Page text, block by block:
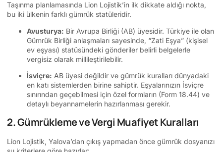
Taşınma planlamasında Lion Lojistik’in ilk dikkate aldığı nokta,
bu iki ülkenin farklı gümrük statüleridir.
Avusturya: Bir Avrupa Birliği (AB) üyesidir. Türkiye ile olan
Gümrük Birliği anlaşmaları sayesinde, “Zati Eşya” (kişisel
ev eşyası) statüsündeki gönderiler belirli belgelerle
vergisiz olarak millileştirilebilir.
İsviçre: AB üyesi değildir ve gümrük kuralları dünyadaki
en katı sistemlerden birine sahiptir. Eşyalarınızın İsviçre
sınırından geçebilmesi için özel formların (Form 18.44) ve
detaylı beyannamelerin hazırlanması gerekir.
2. Gümrükleme ve Vergi Muafiyet Kuralları
Lion Lojistik, Yalova’dan çıkış yapmadan önce gümrük dosyanızı